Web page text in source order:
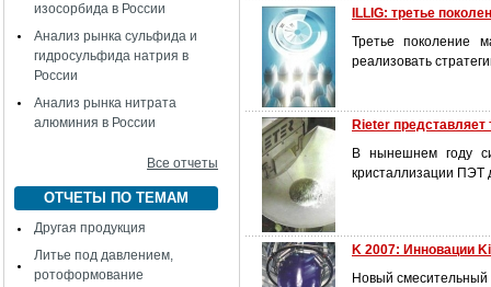
изосорбида в России
Анализ рынка сульфида и
гидросульфида натрия в
России
Анализ рынка нитрата
алюминия в России
Все отчеты
ОТЧЕТЫ ПО ТЕМАМ
Другая продукция
Литье под давлением,
ротоформование
ILLIG: третье
Третье поколение
реализовать
Rieter
В нынешнем году
кристаллизации ПЭТ
K 2007: Инновации
Новый